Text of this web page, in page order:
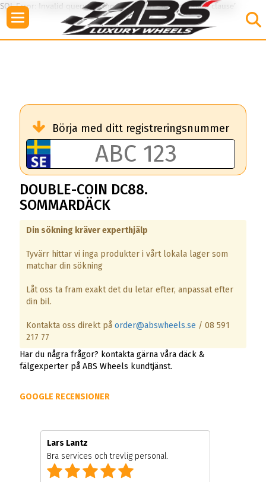
SQL Error: Invalid query: Unknown column 'DC8' in 'where clause'
Börja med ditt registreringsnummer
DOUBLE-COIN DC88.
SOMMARDÄCK
Din sökning kräver experthjälp
Tyvärr hittar vi inga produkter i vårt lokala lager som
matchar din sökning
Låt oss ta fram exakt det du letar efter, anpassat efter
din bil.
Kontakta oss direkt på order@abswheels.se / 08 591
217 77
Har du några frågor? kontakta gärna våra däck &
fälgexperter på ABS Wheels kundtjänst.
GOOGLE RECENSIONER
Lars Lantz
Bra services och trevlig personal.